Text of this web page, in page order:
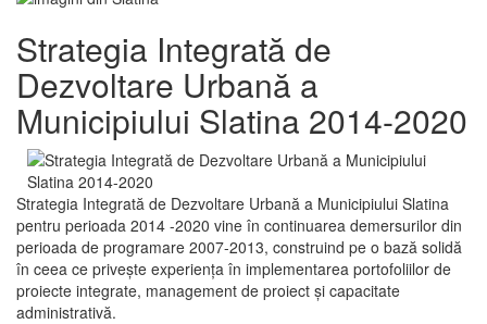
Strategia Integrată de
Dezvoltare Urbană a
Municipiului Slatina 2014-2020
Strategia Integrată de Dezvoltare Urbană a Municipiului Slatina
pentru perioada 2014 -2020 vine în continuarea demersurilor din
perioada de programare 2007-2013, construind pe o bază solidă
în ceea ce priveşte experienţa în implementarea portofoliilor de
proiecte integrate, management de proiect și capacitate
administrativă.